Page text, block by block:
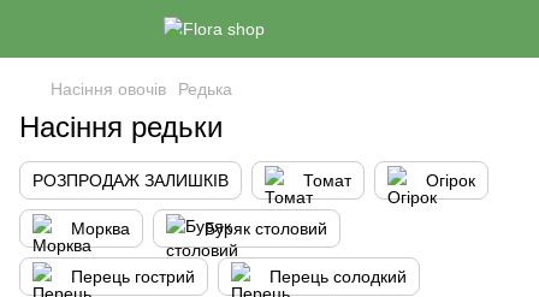
Насіння овочів Редька
Насіння редьки
РОЗПРОДАЖ ЗАЛИШКІВ Томат Огірок
Морква Буряк столовий
Перець гострий Перець солодкий